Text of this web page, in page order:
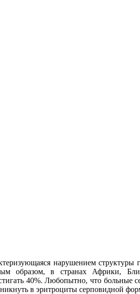
нарушением структуры
образом, в странах Африки,
40%. Любопытно, что больные
в эритроциты серповидной